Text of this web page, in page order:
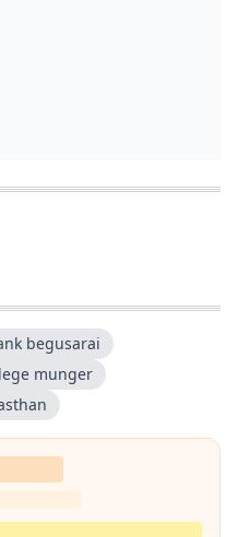
begusarai
munger